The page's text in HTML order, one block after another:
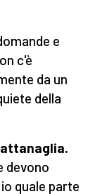
e
c'è
da un
della
devono
quale parte